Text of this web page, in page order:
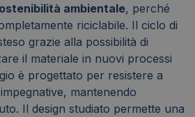
ambientale, perché
riciclabile. Il ciclo di
grazie alla possibilità di
il materiale in nuovi processi
è progettato per resistere a
mantenendo
Il design studiato permette una